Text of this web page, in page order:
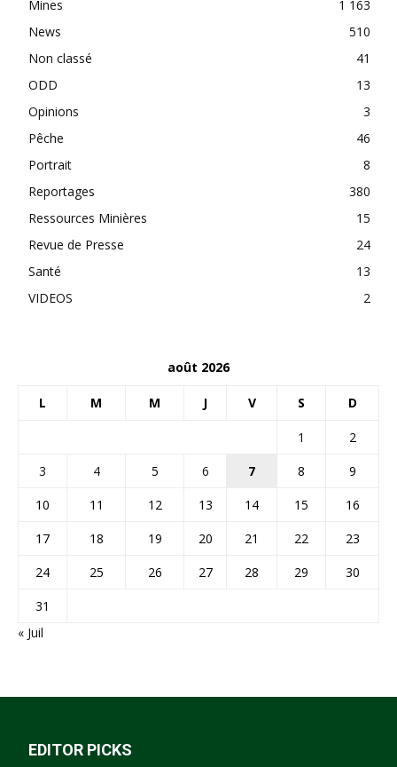
Mines
1 163
News
510
Non classé
41
ODD
13
Opinions
3
Pêche
46
Portrait
8
Reportages
380
Ressources Minières
15
Revue de Presse
24
Santé
13
VIDEOS
2
août 2026
L M M J V S D
1
2
3
4 5 6 7 8
9
10
11 12 13 14 15
16
17
18 19 20 21 22
23
24
25 26 27 28 29
30
31
« Juil
EDITOR PICKS